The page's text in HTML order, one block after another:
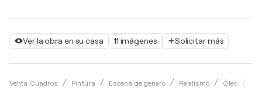
Ver la obra en su casa 11 imágenes Solicitar más
Venta Cuadros Pintura Escena de género Realismo Óleo